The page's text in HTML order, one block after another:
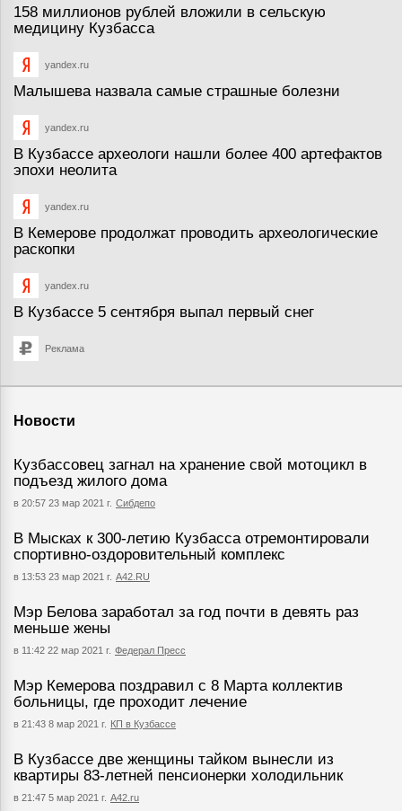
158 миллионов рублей вложили в сельскую
медицину Кузбасса
yandex.ru
Малышева назвала самые страшные болезни
yandex.ru
В Кузбассе археологи нашли более 400 артефактов
эпохи неолита
yandex.ru
В Кемерове продолжат проводить археологические
раскопки
yandex.ru
В Кузбассе 5 сентября выпал первый снег
Реклама
Новости
Кузбассовец загнал на хранение свой мотоцикл в
подъезд жилого дома
в 20:57 23 мар 2021 г. Сибдепо
В Мысках к 300-летию Кузбасса отремонтировали
спортивно-оздоровительный комплекс
в 13:53 23 мар 2021 г. А42.RU
Мэр Белова заработал за год почти в девять раз
меньше жены
в 11:42 22 мар 2021 г. Федерал Пресс
Мэр Кемерова поздравил с 8 Марта коллектив
больницы, где проходит лечение
в 21:43 8 мар 2021 г. КП в Кузбассе
В Кузбассе две женщины тайком вынесли из
квартиры 83-летней пенсионерки холодильник
в 21:47 5 мар 2021 г. А42.ru